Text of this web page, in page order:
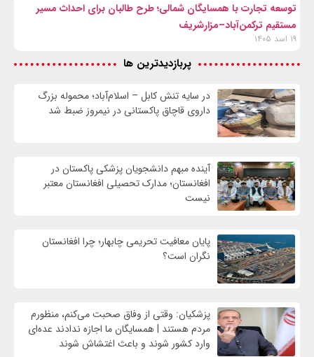
توسعه تجارت با همسایگان شمالی؛ طرح طالبان برای احداث مسیر
مستقیم ترکمن‌آباد–مزارشریف
۱۹ اسد ۱۴۰۵
پربازدیدترین ها
در سایه تنش کابل – اسلام‌آباد؛ محموله بزرگ
داروی قاچاق پاکستانی در نیمروز ضبط شد
آینده مبهم دانشجویان پزشکی پاکستان در
افغانستان؛ مدارک تحصیلی افغانستان معتبر
نیست
پایان معافیت تحریمی‌ چابهار؛ چرا افغانستان
نگران است؟
پزشکیان: وقتی از وفاق صحبت می‌کنم، منظورم
مردم هستند | همسایگان ما اجازه ندادند عده‌ای
وارد کشور شوند و باعث اغتشاش شوند